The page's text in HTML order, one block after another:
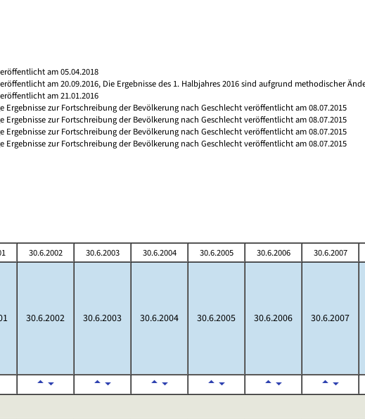
am 05.04.2018
am 20.09.2016, Die Ergebnisse des 1. Halbjahres 2016 sind aufgrund methodischer
am 21.01.2016
zur Fortschreibung der Bevölkerung nach Geschlecht veröffentlicht am 08.07.2015
zur Fortschreibung der Bevölkerung nach Geschlecht veröffentlicht am 08.07.2015
zur Fortschreibung der Bevölkerung nach Geschlecht veröffentlicht am 08.07.2015
zur Fortschreibung der Bevölkerung nach Geschlecht veröffentlicht am 08.07.2015
30.6.2002 30.6.2003 30.6.2004 30.6.2005 30.6.2006 30.6.2007
30.6.2002 30.6.2003 30.6.2004 30.6.2005 30.6.2006 30.6.2007